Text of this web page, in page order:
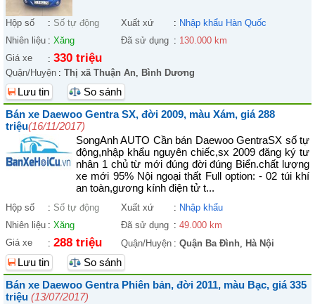
Hộp số : Số tự động Xuất xứ : Nhập khẩu Hàn Quốc
Nhiên liệu : Xăng Đã sử dụng : 130.000 km
Giá xe
: 330 triệu
Quận/Huyện : Thị xã Thuận An, Bình Dương
Lưu tin
So sánh
Bán xe Daewoo Gentra SX, đời 2009, màu Xám, giá 288
triệu(16/11/2017)
SongAnh AUTO Cần bán Daewoo GentraSX số tự
động,nhập khẩu nguyên chiếc,sx 2009 đăng ký tư
nhân 1 chủ từ mới đúng đời đúng Biển.chất lượng
xe mới 95% Nội ngoại thất Full option: - 02 túi khí
an toàn,gương kính điện tử t...
Hộp số : Số tự động Xuất xứ : Nhập khẩu
Nhiên liệu : Xăng Đã sử dụng : 49.000 km
Giá xe
: 288 triệu Quận/Huyện : Quận Ba Đình, Hà Nội
Lưu tin
So sánh
Bán xe Daewoo Gentra Phiên bản, đời 2011, màu Bạc, giá 335
triệu (13/07/2017)